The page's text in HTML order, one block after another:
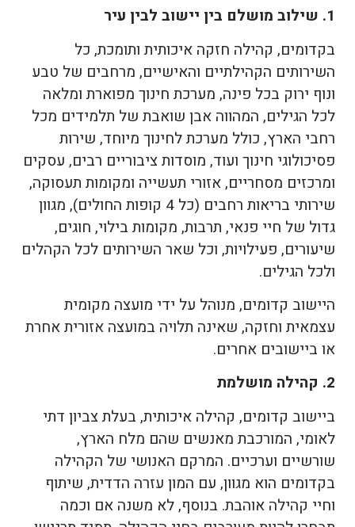
1. שילוב מושלם בין יישוב לבין עיר
בקדומים, קהילה חזקה איכותית ותומכת, כל
השירותים הקהילתיים והאישיים, מרחבים של טבע
ונוף ירוק בכל פינה, מערכת חינוך מפוארת ומלאה
לכל הגילים, המהווה אבן שואבת של תלמידים מכל
רחבי הארץ, כולל מערכת לחינוך מיוחד, שירות
פסיכולוגי חינוך ועוד, מוסדות ציבוריים רבים, עסקים
ומרכזים מסחריים, אזורי תעשייה ומקומות תעסוקה,
שירותי בריאות רחבים (כל 4 קופות החולים), מגוון
גדול של חיי פנאי, תרבות, מקומות בילוי, חוגים,
שיעורים, פעילויות, וכל שאר השירותים לכל הקהלים
ולכל הגילים.
היישוב קדומים, מנוהל על ידי מועצה מקומית
עצמאית וחזקה, שאינה תלויה במועצה אזורית אחרת
או ביישובים אחרים.
2. קהילה מושלמת
ביישוב קדומים, קהילה איכותית, בעלת צביון דתי
לאומי, המורכבת מאנשים שהם מלח הארץ,
שורשיים וערכיים. המרקם האנושי של הקהילה
בקדומים הוא מגוון, עם המון עזרה הדדית, שיתוף
וחיי קהילה אוהבת. בנוסף, לא משנה אם וכמה